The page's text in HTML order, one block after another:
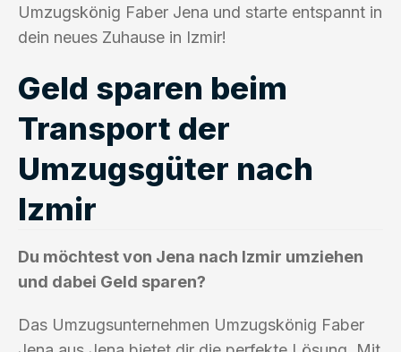
Umzugskönig Faber Jena und starte entspannt in
dein neues Zuhause in Izmir!
Geld sparen beim
Transport der
Umzugsgüter nach
Izmir
Du möchtest von Jena nach Izmir umziehen
und dabei Geld sparen?
Das Umzugsunternehmen Umzugskönig Faber